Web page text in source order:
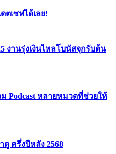
ตเซฟได้เลย!
งานรุ่งเงินไหลโบนัสจุกรับต้น
Podcast หลายหมวดที่ช่วยให้
ดู ครึ่งปีหลัง 2568